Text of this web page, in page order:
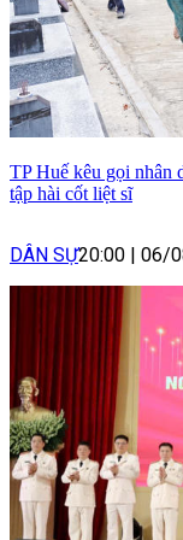
TP Huế kêu gọi nhân
tập hài cốt liệt sĩ
DÂN SỰ20:00 06/